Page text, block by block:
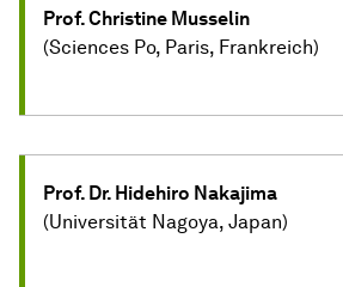
Prof. Christine Musselin
(Sciences Po, Paris, Frankreich)
Prof. Dr. Hidehiro Nakajima
(Universität Nagoya, Japan)